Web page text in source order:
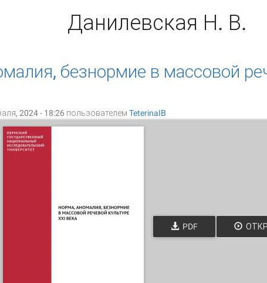
Данилевская Н. В.
безнормие в массовой
2024 - 18:26 пользователем TeterinaIB
PDF